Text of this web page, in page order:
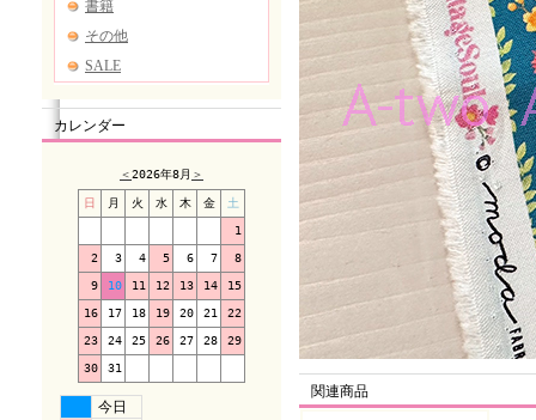
カレンダー
＜2026年8月 ＞
日 月 火 水 木 金 土
1
2 3 4 5 6 7 8
9 10 11 12 13 14 15
16 17 18 19 20 21 22
23 24 25 26 27 28 29
30 31
今日
関連商品